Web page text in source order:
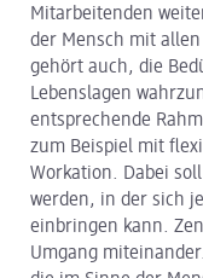
Mitarbeitenden
der Mensch mit
gehört auch, die
Lebenslagen
entsprechende
zum Beispiel mit
Workation. Dabei
werden, in der sich
einbringen kann.
Umgang